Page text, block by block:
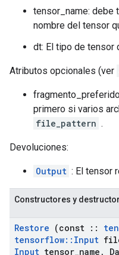
tensor_name: debe
nombre del tensor
dt: El tipo de tensor
Atributos opcionales (ver
primero si varios
file_pattern .
Devoluciones:
Output : El tensor
Constructores y
Restore (const ::
tensorflow:: Input
Input tensor name ,